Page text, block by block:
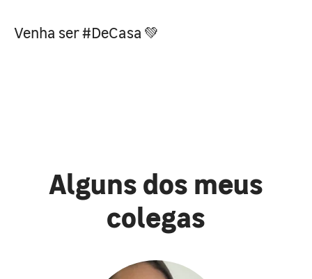
Venha ser #DeCasa💚
Alguns dos meus
colegas